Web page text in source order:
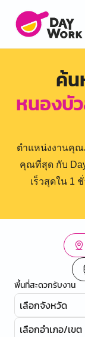
ค้น
หนองบั
ตำแหน่งงานคุ
คุณที่สุด กับ
เร็วสุดใน 1
พื้นที่สะดวกรับงาน
เลือกจังหวัด
เลือกอำเภอ/เขต